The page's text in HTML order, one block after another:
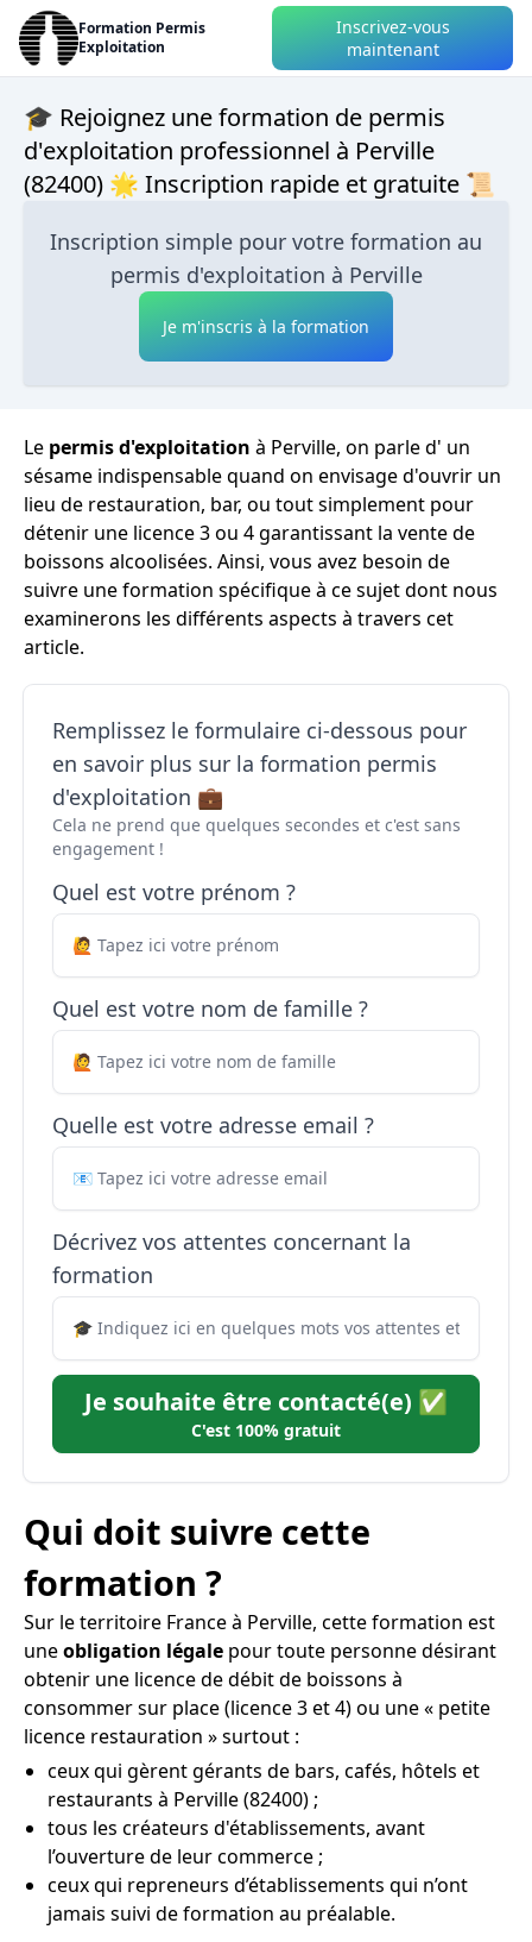
Formation Permis
Exploitation
Inscrivez-vous
maintenant
🎓 Rejoignez une formation de permis
d'exploitation professionnel à Perville
(82400) 🌟 Inscription rapide et gratuite 📜
Inscription simple pour votre formation au
permis d'exploitation à Perville
Je m'inscris à la formation
Le permis d'exploitation à Perville, on parle d' un
sésame indispensable quand on envisage d'ouvrir un
lieu de restauration, bar, ou tout simplement pour
détenir une licence 3 ou 4 garantissant la vente de
boissons alcoolisées. Ainsi, vous avez besoin de
suivre une formation spécifique à ce sujet dont nous
examinerons les différents aspects à travers cet
article.
Remplissez le formulaire ci-dessous pour
en savoir plus sur la formation permis
d'exploitation 💼
Cela ne prend que quelques secondes et c'est sans
engagement !
Quel est votre prénom ?
Quel est votre nom de famille ?
Quelle est votre adresse email ?
Décrivez vos attentes concernant la
formation
Je souhaite être contacté(e) ✅
C'est 100% gratuit
Qui doit suivre cette
formation ?
Sur le territoire France à Perville, cette formation est
uneobligation légale pour toute personne désirant
obtenir une licence de débit de boissons à
consommer sur place (licence 3 et 4) ou une « petite
licence restauration » surtout :
ceux qui gèrent gérants de bars, cafés, hôtels et
restaurants à Perville (82400) ;
tous les créateurs d'établissements, avant
l’ouverture de leur commerce ;
ceux qui repreneurs d’établissements qui n’ont
jamais suivi de formation au préalable.